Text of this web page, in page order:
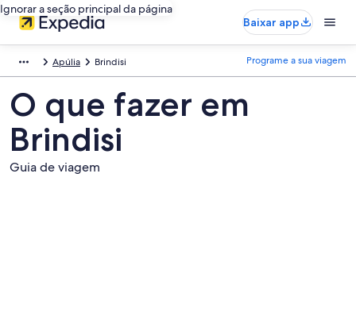
Ignorar a seção principal da página
Baixar app
Apúlia Brindisi Programe a sua viagem
O que fazer em
Brindisi
Guia de viagem